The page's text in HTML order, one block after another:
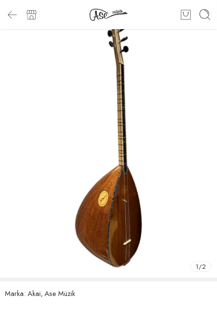
1/2
Marka: Akai, Ase Müzik